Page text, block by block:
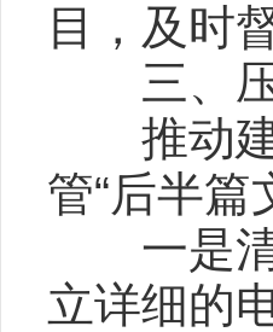
目，及时
三、压
推动建
管“后半篇
一是清
立详细的